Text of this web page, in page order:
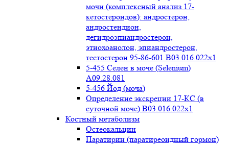
мочи (комплексный анализ 17-
кетостероидов): андростерон,
андростендион,
дегидроэпиандростерон,
этиохоанолон, эпиандростерон,
тестостерон 95-86-601 B03.016.022x1
5-455 Селен в моче (Selenium)
A09.28.081
5-456 Йод (моча)
Определение экскреции 17-КС (в
суточной моче) B03.016.022x1
Костный метаболизм
Остеокальцин
Паратирин (паратиреоидный гормон)